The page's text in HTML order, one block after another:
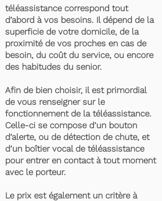
téléassistance correspond tout
d’abord à vos besoins. Il dépend de la
superficie de votre domicile, de la
proximité de vos proches en cas de
besoin, du coût du service, ou encore
des habitudes du senior.
Afin de bien choisir, il est primordial
de vous renseigner sur le
fonctionnement de la téléassistance.
Celle-ci se compose d’un bouton
d’alerte, ou de détection de chute, et
d’un boîtier vocal de téléassistance
pour entrer en contact à tout moment
avec le porteur.
Le prix est également un critère à